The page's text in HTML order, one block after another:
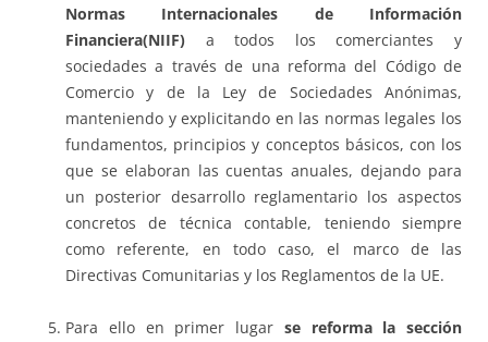
Normas Internacionales de Información
Financiera(NIIF) a todos los comerciantes y
sociedades a través de una reforma del Código de
Comercio y de la Ley de Sociedades Anónimas,
manteniendo y explicitando en las normas legales los
fundamentos, principios y conceptos básicos, con los
que se elaboran las cuentas anuales, dejando para
un posterior desarrollo reglamentario los aspectos
concretos de técnica contable, teniendo siempre
como referente, en todo caso, el marco de las
Directivas Comunitarias y los Reglamentos de la UE.
Para ello en primer lugar se reforma la sección